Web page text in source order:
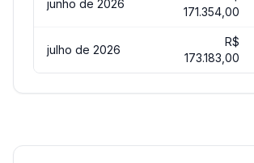
junho de 2026
171.354,00
julho de 2026
R$
173.183,00